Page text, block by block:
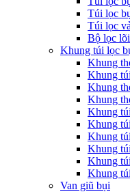
Túi lọc
Túi lọc
Bộ lọc
Khung túi lọc
Khung
Khung
Khung
Khung
Khung
Khung
Khung
Khung
Khung
Khung
Van giũ bụi